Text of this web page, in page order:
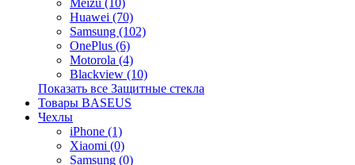
Meizu (10)
Huawei (70)
Samsung (102)
OnePlus (6)
Motorola (4)
Blackview (10)
Показать все Защитные стекла
Товары BASEUS
Чехлы
iPhone (1)
Xiaomi (0)
Samsung (0)